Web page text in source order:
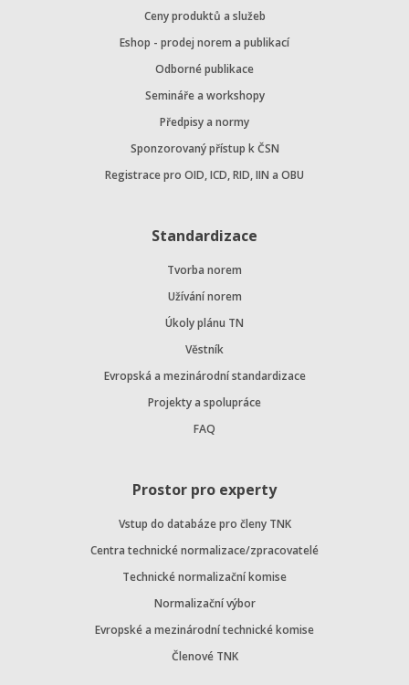
Ceny produktů a služeb
Eshop - prodej norem a publikací
Odborné publikace
Semináře a workshopy
Předpisy a normy
Sponzorovaný přístup k ČSN
Registrace pro OID, ICD, RID, IIN a OBU
Standardizace
Tvorba norem
Užívání norem
Úkoly plánu TN
Věstník
Evropská a mezinárodní standardizace
Projekty a spolupráce
FAQ
Prostor pro experty
Vstup do databáze pro členy TNK
Centra technické normalizace/zpracovatelé
Technické normalizační komise
Normalizační výbor
Evropské a mezinárodní technické komise
Členové TNK